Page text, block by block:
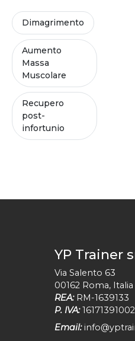
Dimagrimento
Aumento
Massa
Muscolare
Recupero
post-
infortunio
YP Trainer
Via Salento 63
00162 Roma, Italia
REA: RM-1639133
P. IVA: 16171391002
Email: